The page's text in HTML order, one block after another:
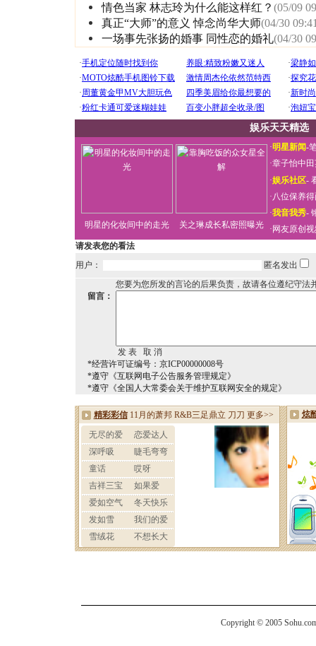
情色当家 林志玲为什么能这样红？ (05/09
真正“大师”的意义 悼念尚华大师(04/30
一场事先张扬的婚事 同性恋的婚礼(04/30
娱乐天天精选
明星的化妆间中的走光 关之琳成长私密照曝光
·明星新闻-
·章子怡中
·娱乐社区-
·八位保养
·我音我秀-
· 网友原创
请发表您的看法
用户：
匿名发出
您要为您所发的言论的后果负责，故请各位遵纪守法
留言：
*经营许可证编号：京ICP00000008号
*遵守《互联网电子公告服务管理规定》
*遵守《全国人大常委会关于维护互联网安全的规定》
Copyright © 2005